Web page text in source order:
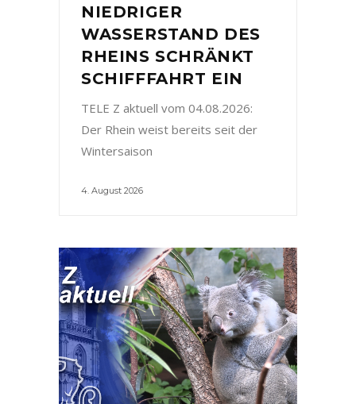
NIEDRIGER
WASSERSTAND DES
RHEINS SCHRÄNKT
SCHIFFFAHRT EIN
TELE Z aktuell vom 04.08.2026:
Der Rhein weist bereits seit der
Wintersaison
4. August 2026